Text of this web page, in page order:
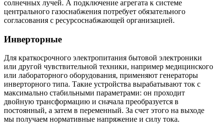
солнечных лучей. А подключение агрегата к системе
центрального газоснабжения потребует обязательного
согласования с ресурсоснабжающей организацией.
Инверторные
Для краткосрочного электропитания бытовой электроники
или другой чувствительной техники, например медицинского
или лабораторного оборудования, применяют генераторы
инверторного типа. Такие устройства вырабатывают ток с
максимально стабильными параметрами: он проходит
двойную трансформацию и сначала преобразуется в
постоянный, а затем в переменный. За счет этого на выходе
мы получаем нормативные напряжение и силу тока.